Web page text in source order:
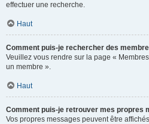
effectuer une recherche.
Haut
Comment puis-je rechercher des
Veuillez vous rendre sur la page «
un membre ».
Haut
Comment puis-je retrouver mes propres
Vos propres messages peuvent être